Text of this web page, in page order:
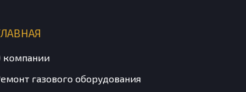
компании
газового оборудования